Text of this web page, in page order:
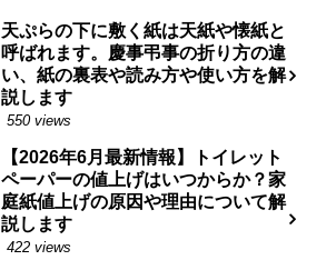
天ぷらの下に敷く紙は天紙や懐紙と
呼ばれます。慶事弔事の折り方の違
い、紙の裏表や読み方や使い方を解
説します
550 views
【2026年6月最新情報】トイレット
ペーパーの値上げはいつからか？家
庭紙値上げの原因や理由について解
説します
422 views